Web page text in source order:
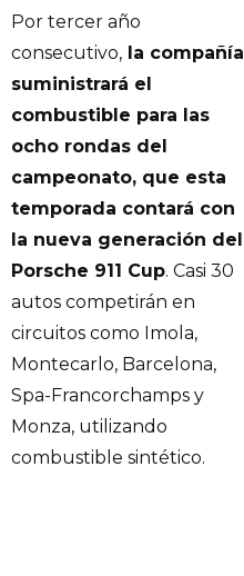
Por tercer año
consecutivo, la compañía
suministrará el
combustible para las
ocho rondas del
campeonato, que esta
temporada contará con
la nueva generación del
Porsche 911 Cup. Casi 30
autos competirán en
circuitos como Imola,
Montecarlo, Barcelona,
Spa-Francorchamps y
Monza, utilizando
combustible sintético.